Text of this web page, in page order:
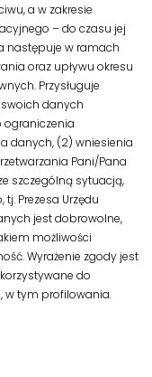
a w zakresie
– do czasu jej
następuje w ramach
oraz upływu okresu
Przysługuje
danych
danych, (2) wniesienia
Pani/Pana
szczególną sytuacją,
Prezesa Urzędu
jest dobrowolne,
możliwości
Wyrażenie zgody jest
do
w tym profilowania.